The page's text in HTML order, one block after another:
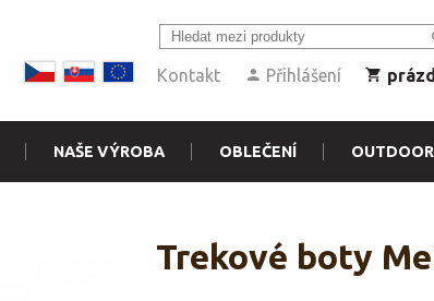
Kontakt Přihlášení
NAŠE VÝROBA OBLEČENÍ
Trekové boty